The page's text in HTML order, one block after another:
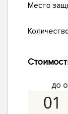
Место
до
01